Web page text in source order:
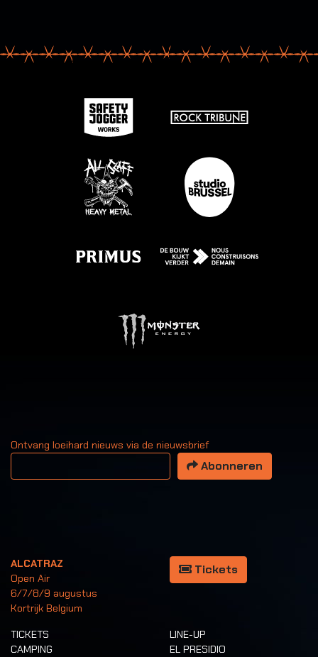
Ontvang loeihard nieuws via de nieuwsbrief
Uw email adres
Abonneren
ALCATRAZ
Open Air
6/7/8/9 augustus
Kortrijk Belgium
Tickets
TICKETS
CAMPING
LINE-UP
EL PRESIDIO